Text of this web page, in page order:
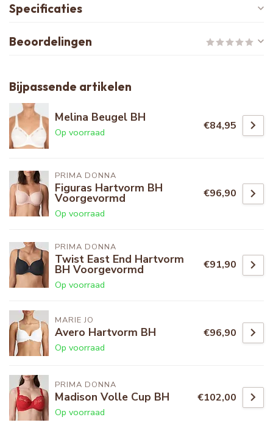
Specificaties
Beoordelingen
Bijpassende artikelen
Melina Beugel BH
Op voorraad
€84,95
PRIMA DONNA
Figuras Hartvorm BH
Voorgevormd
Op voorraad
€96,90
PRIMA DONNA
Twist East End Hartvorm
BH Voorgevormd
Op voorraad
€91,90
MARIE JO
Avero Hartvorm BH
Op voorraad
€96,90
PRIMA DONNA
Madison Volle Cup BH
Op voorraad
€102,00